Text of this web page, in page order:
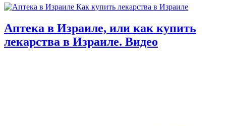
Аптека в Израиле, или как купить
лекарства в Израиле. Видео